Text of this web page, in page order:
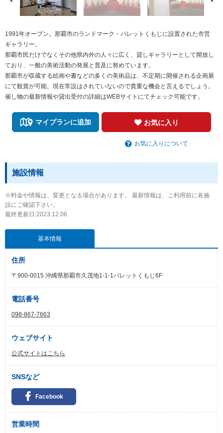
1991年オープン。那覇市のランドマーク・パレットくもじに設置された市営
ギャラリー。
那覇市民だけでなくその他県内外の人々に広く、貸しギャラリーとして開放し
ており、一般の美術活動の発展と普及に努めています。
那覇市が収蔵する絵画や書などの多くの美術品は、不定期に開催される企画展
にて観賞が可能。現在常設はされていないので貴重な機会と言えるでしょう。
催し物の最新情報や貸出受付の詳細はWEBサイトにてチェック可能です。
マイプランに追加 お気に入り
お気に入りについて
施設情報
※料金や情報は、変更となる場合があります。 最新情報は、ご利用前に各施
設にご確認下さい。
最終更新日:2023.12.06
基本情報
住所
〒900-0015 沖縄県那覇市久茂地1-1-1パレットくもじ6F
電話番号
098-867-7663
ウェブサイト
公式サイトはこちら
SNSなど
Facebook
営業時間